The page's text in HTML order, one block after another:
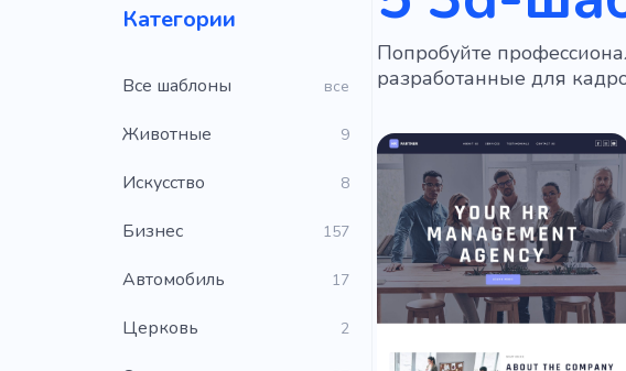
Категории
Все шаблоны все
Животные 9
Искусство 8
Бизнес 157
Автомобиль 17
Церковь 2
Попробуйте
разработанные для